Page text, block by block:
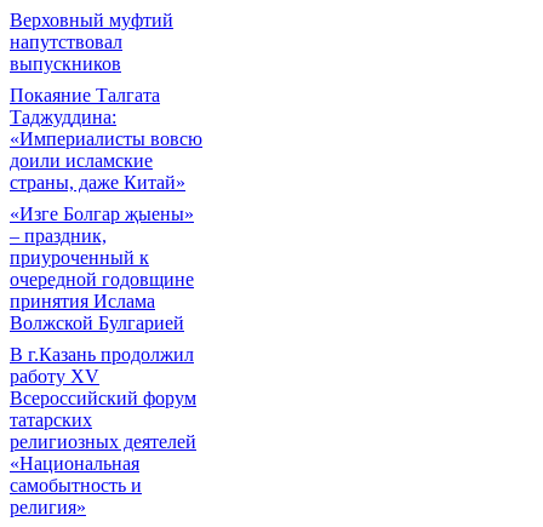
Верховный муфтий
напутствовал
выпускников
Покаяние Талгата
Таджуддина:
«Империалисты вовсю
доили исламские
страны, даже Китай»
«Изге Болгар җыены»
– праздник,
приуроченный к
очередной годовщине
принятия Ислама
Волжской Булгарией
В г.Казань продолжил
работу XV
Всероссийский форум
татарских
религиозных деятелей
«Национальная
самобытность и
религия»